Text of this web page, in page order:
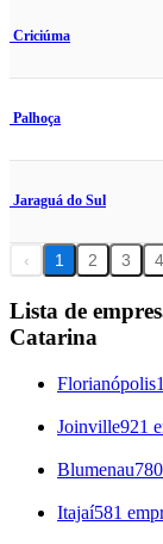
Criciúma
Palhoça
Jaraguá do Sul
‹ 1 2 3 4
Lista de
Catarina
Florianópolis
Joinville921
Blumenau
Itajaí581